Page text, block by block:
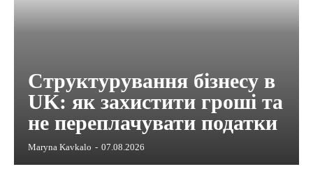
Структурування бізнесу в
UK: як захистити гроші та
не переплачувати податки
Maryna Kavkalo - 07.08.2026